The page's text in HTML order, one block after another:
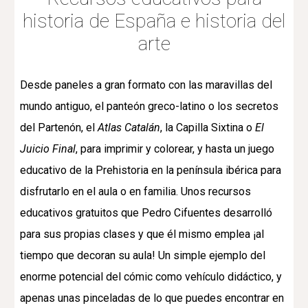
historia de España e historia del
arte
Desde paneles a gran formato con las maravillas del
mundo antiguo, el panteón greco-latino o los secretos
del Partenón, elAtlas Catalán, la Capilla Sixtina oEl
Juicio Final, para imprimir y colorear, y hasta unjuego
educativo de la Prehistoria en la península ibérica para
disfrutarlo en el aula o en familia. Unos recursos
educativos gratuitos que Pedro Cifuentes desarrolló
para sus propias clases y que él mismo emplea ¡al
tiempo que decoran su aula! Un simple ejemplo del
enorme potencial del cómic como vehículo didáctico, y
apenas unas pinceladas de lo que puedes encontrar en